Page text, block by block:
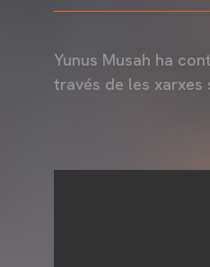
Yunus Musah ha
través de les xarxes